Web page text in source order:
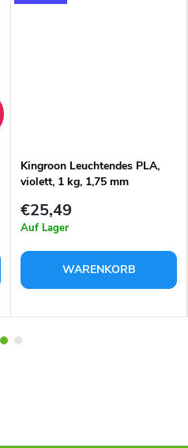
Kingroon Leuchtendes PLA,
violett, 1 kg, 1,75 mm
€25,49
Auf Lager
WARENKORB